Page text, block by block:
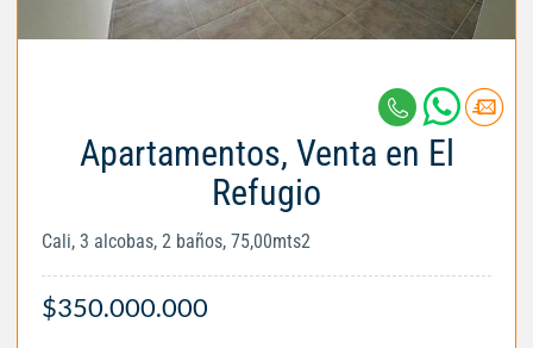
Apartamentos, Venta en El
Refugio
Cali, 3 alcobas, 2 baños, 75,00mts2
$350.000.000